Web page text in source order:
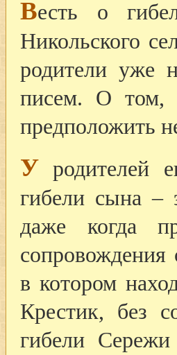
Весть о
Никольского
родители уже
писем. О том,
предположить
У родителей
гибели сына –
даже когда
сопровождения
в котором
Крестик, без
гибели